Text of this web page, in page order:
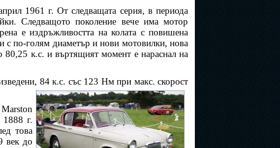
1961 г. От следващата серия, в периода
Следващото поколение вече има мотор
е издръжливостта на колата с повишена
с по-голям диаметър и нови мотовилки, нова
к.с. и въртящият момент е нараснал на
84 к.с. със 123 Нм при макс. скорост
г.
това
век до